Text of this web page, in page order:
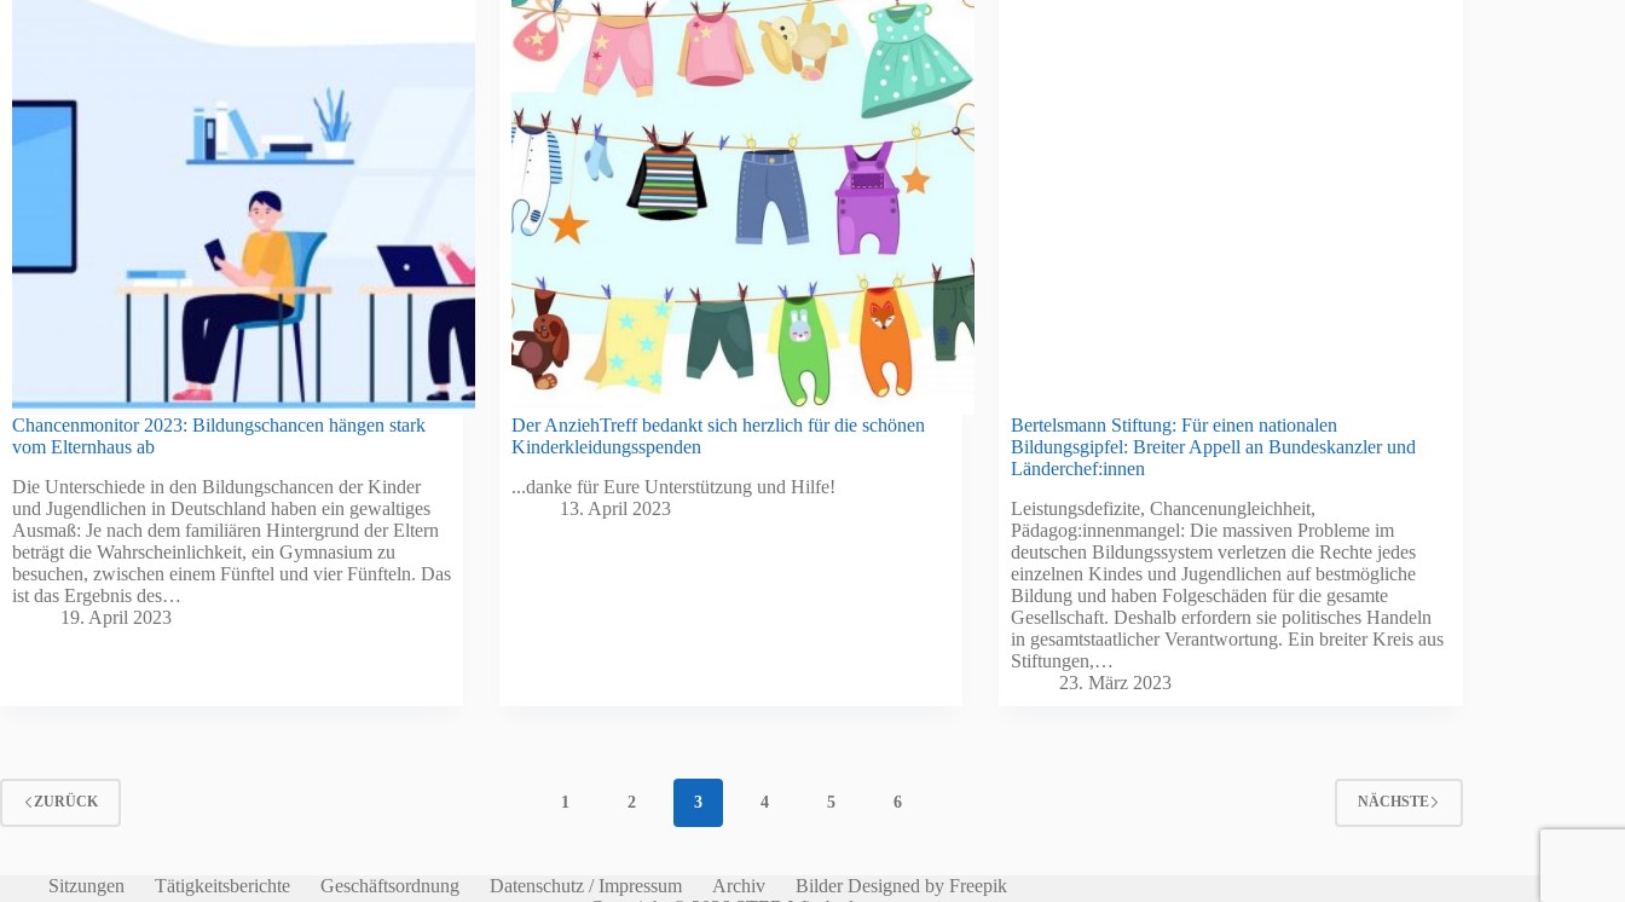
Chancenmonitor 2023: Bildungschancen hängen stark
vom Elternhaus ab
Die Unterschiede in den Bildungschancen der Kinder
und Jugendlichen in Deutschland haben ein gewaltiges
Ausmaß: Je nach dem familiären Hintergrund der Eltern
beträgt die Wahrscheinlichkeit, ein Gymnasium zu
besuchen, zwischen einem Fünftel und vier Fünfteln. Das
ist das Ergebnis des…
19. April 2023
Der AnziehTreff bedankt sich herzlich für die schönen
Kinderkleidungsspenden
...danke für Eure Unterstützung und Hilfe!
13. April 2023
Bertelsmann Stiftung: Für einen nationalen
Bildungsgipfel: Breiter Appell an Bundeskanzler und
Länderchef:innen
Leistungsdefizite, Chancenungleichheit,
Pädagog:innenmangel: Die massiven Probleme im
deutschen Bildungssystem verletzen die Rechte jedes
einzelnen Kindes und Jugendlichen auf bestmögliche
Bildung und haben Folgeschäden für die gesamte
Gesellschaft. Deshalb erfordern sie politisches Handeln
in gesamtstaatlicher Verantwortung. Ein breiter Kreis aus
Stiftungen,…
23. März 2023
ZURÜCK 1 2 3 4 5 6 NÄCHSTE
Sitzungen Tätigkeitsberichte Geschäftsordnung Datenschutz / Impressum Archiv
Bilder Designed by Freepik